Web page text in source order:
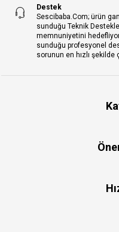
Destek
Sescibaba.Com; ürün
sunduğu Teknik
memnuniyetini
sunduğu profesyonel
sorunun en hızlı